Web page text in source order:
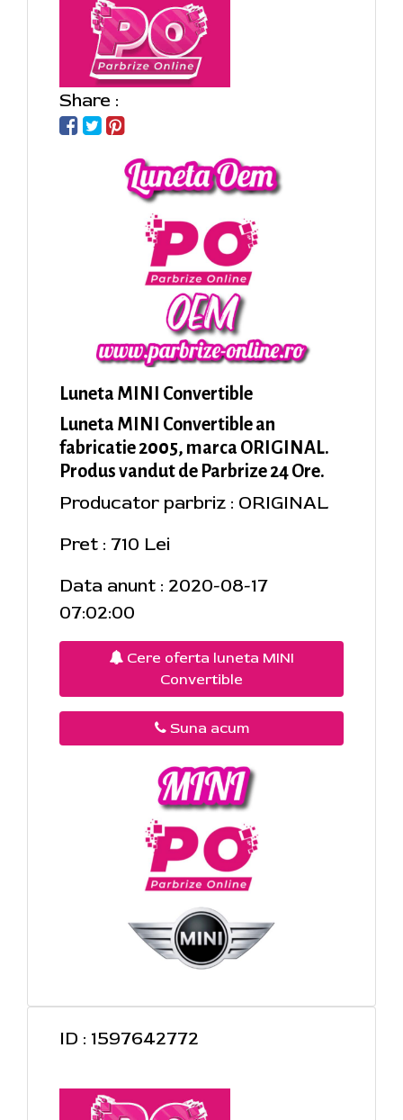
Share :
Luneta MINI Convertible
Luneta MINI Convertible an
fabricatie 2005, marca ORIGINAL.
Produs vandut de Parbrize 24 Ore.
Producator parbriz : ORIGINAL
Pret : 710 Lei
Data anunt : 2020-08-17
07:02:00
Cere oferta luneta MINI
Convertible
Suna acum
ID : 1597642772